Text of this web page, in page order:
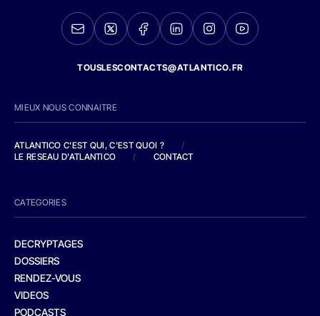
TOUSLESCONTACTS@ATLANTICO.FR
MIEUX NOUS CONNAITRE
ATLANTICO C'EST QUI, C'EST QUOI ?
/
LE RESEAU D'ATLANTICO
/ CONTACT
CATEGORIES
DECRYPTAGES
DOSSIERS
RENDEZ-VOUS
VIDEOS
PODCASTS